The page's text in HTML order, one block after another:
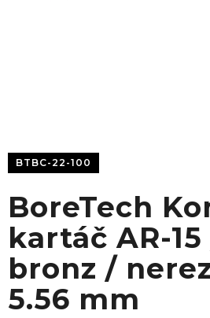
BoreTech
kartáč AR-15
bronz /
5.56 mm
BTBC-22-100